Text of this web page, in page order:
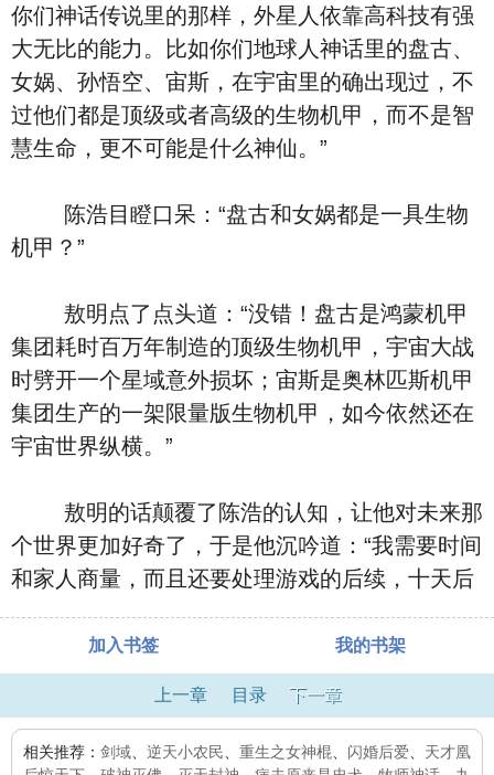
你们神话传说里的那样，外星人依靠高科技有强
大无比的能力。比如你们地球人神话里的盘古、
女娲、孙悟空、宙斯，在宇宙里的确出现过，不
过他们都是顶级或者高级的生物机甲，而不是智
慧生命，更不可能是什么神仙。”
陈浩目瞪口呆：“盘古和女娲都是一具生物
机甲？”
敖明点了点头道：“没错！盘古是鸿蒙机甲
集团耗时百万年制造的顶级生物机甲，宇宙大战
时劈开一个星域意外损坏；宙斯是奥林匹斯机甲
集团生产的一架限量版生物机甲，如今依然还在
宇宙世界纵横。”
敖明的话颠覆了陈浩的认知，让他对未来那
个世界更加好奇了，于是他沉吟道：“我需要时间
和家人商量，而且还要处理游戏的后续，十天后
加入书签 我的书架
上一章 目录 下一章
相关推荐： 剑域 逆天小农民 重生之女神棍 闪婚后爱
天才凰